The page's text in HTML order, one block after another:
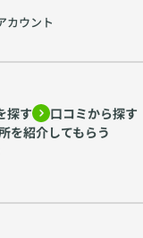
カウント
探す
口コミから探す
を紹介してもらう